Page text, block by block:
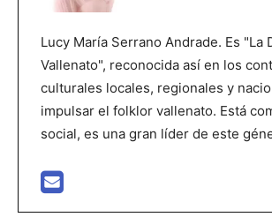
Lucy María Serrano Andrade. Es "La
Vallenato", reconocida así en los
culturales locales, regionales y
impulsar el folklor vallenato. Está
social, es una gran líder de este